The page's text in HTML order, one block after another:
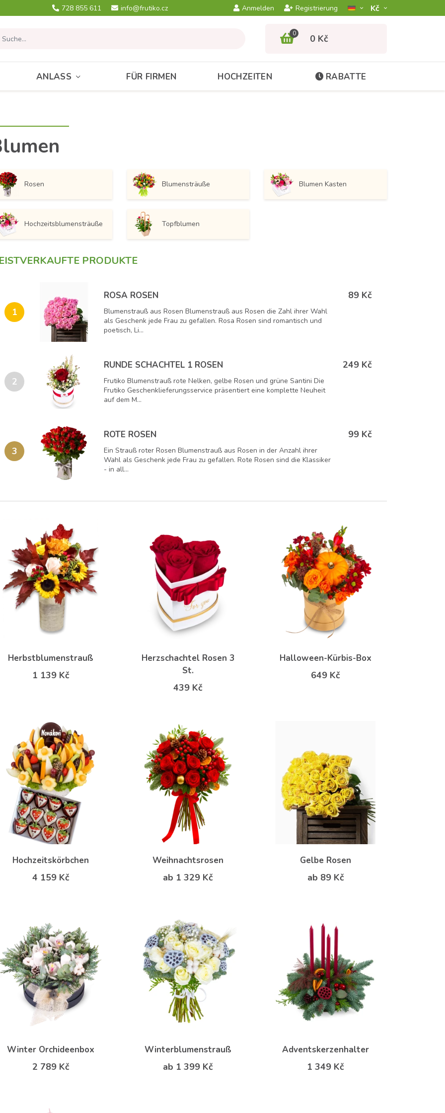
728 855 611 info@frutiko.cz Anmelden Registrierung Kč­
0 0 Kč
ANLASS FÜR FIRMEN HOCHZEITEN RABATTE
Rosen Blumensträuße Blumen Kasten
Hochzeitsblumensträuße Topfblumen
PRODUKTE
1
ROSA ROSEN
Blumenstrauß aus Rosen Blumenstrauß aus Rosen die Zahl ihrer Wahl
als Geschenk jede Frau zu gefallen. Rosa Rosen sind romantisch und
poetisch, Li...
89 Kč
2
RUNDE SCHACHTEL 1 ROSEN
Frutiko Blumenstrauß rote Nelken, gelbe Rosen und grüne Santini Die
Frutiko Geschenklieferungsservice präsentiert eine komplette Neuheit
auf dem M...
249 Kč
3
ROTE ROSEN
Ein Strauß roter Rosen Blumenstrauß aus Rosen in der Anzahl ihrer
Wahl als Geschenk jede Frau zu gefallen. Rote Rosen sind die Klassiker
- in all...
99 Kč
Herbstblumenstrauß
1 139 Kč
Herzschachtel Rosen 3
St.
439 Kč
Halloween-Kürbis-Box
649 Kč
Hochzeitskörbchen
4 159 Kč
Weihnachtsrosen
ab 1 329 Kč
Gelbe Rosen
ab 89 Kč
Winter Orchideenbox
2 789 Kč
Winterblumenstrauß
ab 1 399 Kč
Adventskerzenhalter
1 349 Kč